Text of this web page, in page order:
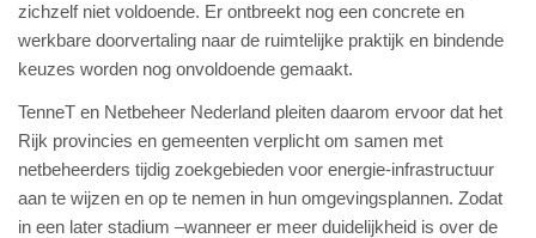
zichzelf niet voldoende. Er ontbreekt nog een concrete en
werkbare doorvertaling naar de ruimtelijke praktijk en bindende
keuzes worden nog onvoldoende gemaakt.
TenneT en Netbeheer Nederland pleiten daarom ervoor dat het
Rijk provincies en gemeenten verplicht om samen met
netbeheerders tijdig zoekgebieden voor energie-infrastructuur
aan te wijzen en op te nemen in hun omgevingsplannen. Zodat
in een later stadium –wanneer er meer duidelijkheid is over de